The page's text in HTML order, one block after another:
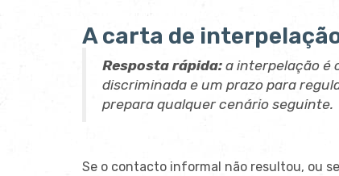
A carta de
Resposta rápida: a interpelação é
discriminada e um prazo para
prepara qualquer cenário seguinte.
Se o contacto informal não resultou, ou